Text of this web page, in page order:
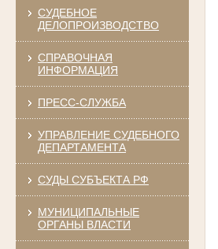
СУДЕБНОЕ
ДЕЛОПРОИЗВОДСТВО
СПРАВОЧНАЯ
ИНФОРМАЦИЯ
ПРЕСС-СЛУЖБА
УПРАВЛЕНИЕ СУДЕБНОГО
ДЕПАРТАМЕНТА
СУДЫ СУБЪЕКТА РФ
МУНИЦИПАЛЬНЫЕ
ОРГАНЫ ВЛАСТИ